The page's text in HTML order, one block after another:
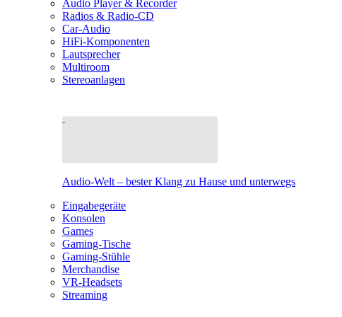
Audio Player & Recorder
Radios & Radio-CD
Car-Audio
HiFi-Komponenten
Lautsprecher
Multiroom
Stereoanlagen
Audio-Welt – bester Klang zu Hause und unterwegs
Eingabegeräte
Konsolen
Games
Gaming-Tische
Gaming-Stühle
Merchandise
VR-Headsets
Streaming